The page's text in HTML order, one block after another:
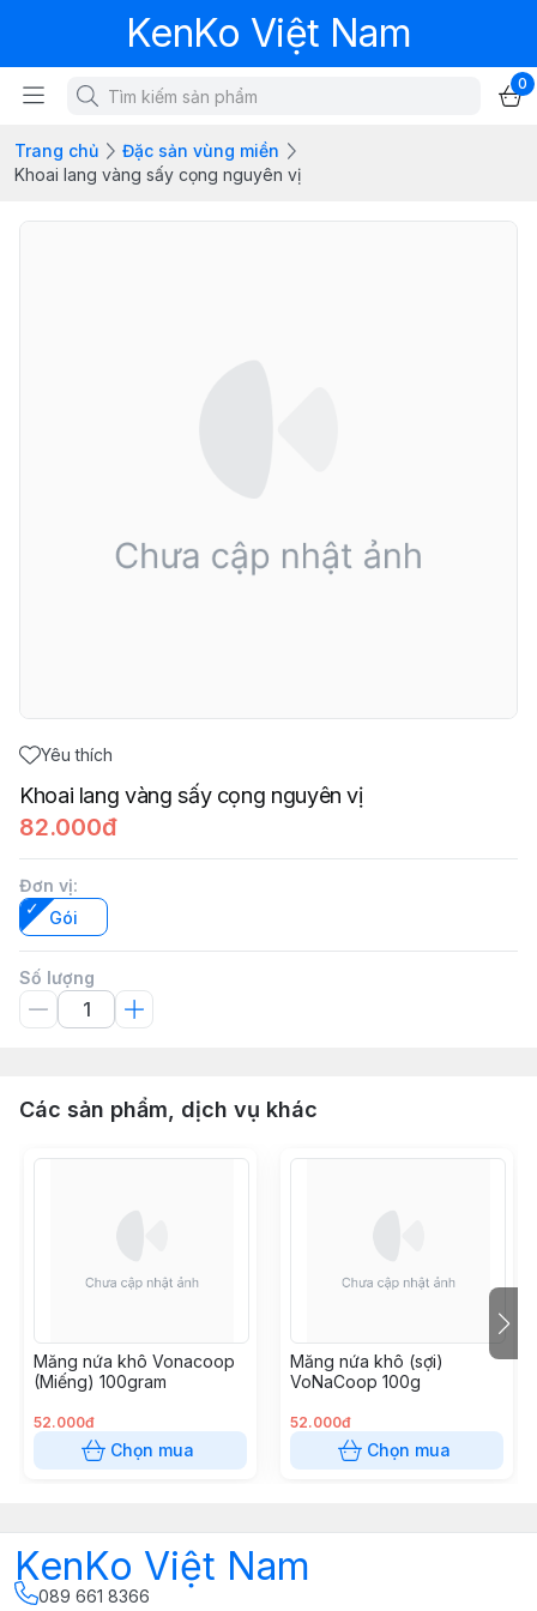
KenKo Việt Nam
0
Trang chủ
Đặc sản vùng miền
Khoai lang vàng sấy cọng nguyên vị
Yêu thích
Khoai lang vàng sấy cọng nguyên vị
82.000đ
Đơn vị:
Gói
Số lượng
Các sản phẩm, dịch vụ khác
Măng nứa khô Vonacoop
(Miếng) 100gram
52.000đ
Chọn mua
Măng nứa khô (sợi)
VoNaCoop 100g
52.000đ
Chọn mua
KenKo Việt Nam
089 661 8366